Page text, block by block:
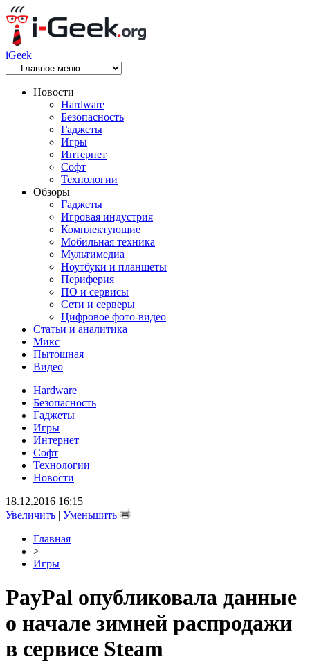
iGeek
Новости
Hardware
Безопасность
Гаджеты
Игры
Интернет
Софт
Технологии
Обзоры
Гаджеты
Игровая индустрия
Комплектующие
Мобильная техника
Мультимедиа
Ноутбуки и планшеты
Периферия
ПО и сервисы
Сети и серверы
Цифровое фото-видео
Статьи и аналитика
Микс
Пытошная
Видео
Hardware
Безопасность
Гаджеты
Игры
Интернет
Софт
Технологии
Новости
18.12.2016 16:15
Увеличить | Уменьшить
Главная
>
Игры
PayPal опубликовала данные
о начале зимней распродажи
в сервисе Steam